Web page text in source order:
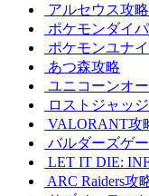
アルセウス攻略
ポケモンダイ
ポケモンユナ
あつ森攻略
ユニコーンオ
ロストジャッ
VALORANT攻
バルダーズゲ
LET IT DIE:
ARC Raiders攻